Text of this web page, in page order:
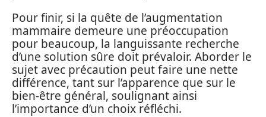
Pour finir, si la quête de l’augmentation
mammaire demeure une préoccupation
pour beaucoup, la languissante recherche
d’une solution sûre doit prévaloir. Aborder le
sujet avec précaution peut faire une nette
différence, tant sur l’apparence que sur le
bien-être général, soulignant ainsi
l’importance d’un choix réfléchi.